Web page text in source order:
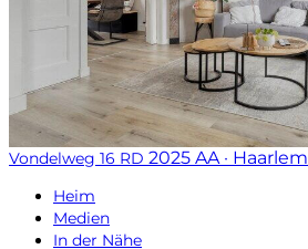
Vondelweg 16 RD 2025 AA · Haarlem
Heim
Medien
In der Nähe